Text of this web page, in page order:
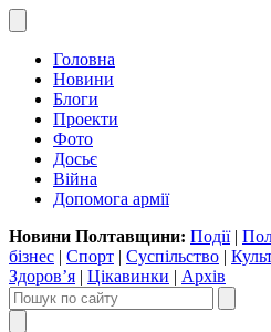
Головна
Новини
Блоги
Проекти
Фото
Досьє
Війна
Допомога армії
Новини Полтавщини: Події|
бізнес | Спорт | Суспільство |
Здоров’я | Цікавинки | Архів